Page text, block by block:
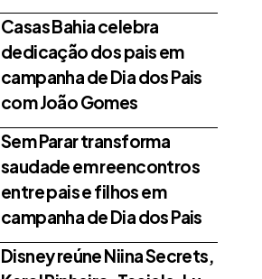
Casas Bahia celebra
dedicação dos pais em
campanha de Dia dos Pais
com João Gomes
Sem Parar transforma
saudade em reencontros
entre pais e filhos em
campanha de Dia dos Pais
Disney reúne Niina Secrets,